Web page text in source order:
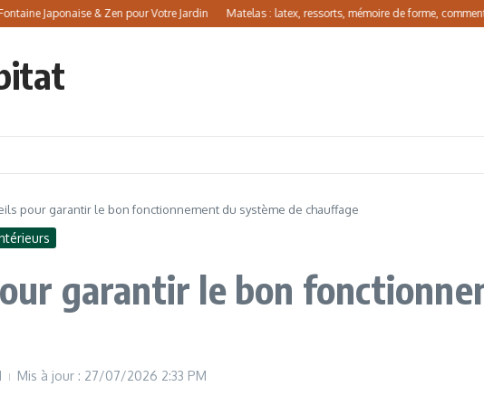
Japonaise & Zen pour Votre Jardin Matelas : latex, ressorts, mémoire de forme, comment
pour garantir le bon fonctionnement du système de chauffage
garantir le bon
Mis à jour : 27/07/2026 2:33 PM